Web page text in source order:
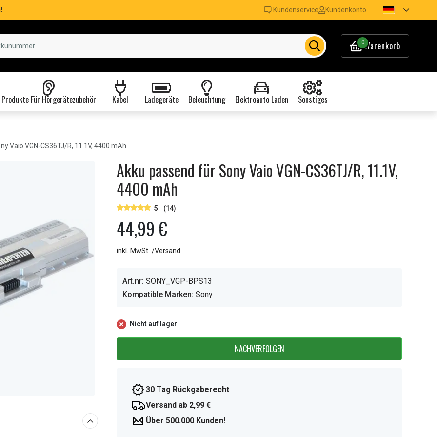
Kundenservice Kundenkonto
0Warenkorb
Produkte Für Hörgerätezubehör Kabel Ladegeräte Beleuchtung Elektroauto Laden Sonstiges
Vaio VGN-CS36TJ/R, 11.1V, 4400 mAh
Akku passend für Sony Vaio VGN-CS36TJ/R, 11.1V,
4400 mAh
5 (14)
44,99 €
inkl. MwSt. /Versand
Art.nr: SONY_VGP-BPS13
Kompatible Marken: Sony
Nicht auf lager
NACHVERFOLGEN
30 Tag Rückgaberecht
Versand ab 2,99 €
Über 500.000 Kunden!